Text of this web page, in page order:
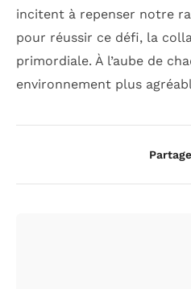
incitent à repenser notre
pour réussir ce défi, la
primordiale. À l’aube de
environnement plus